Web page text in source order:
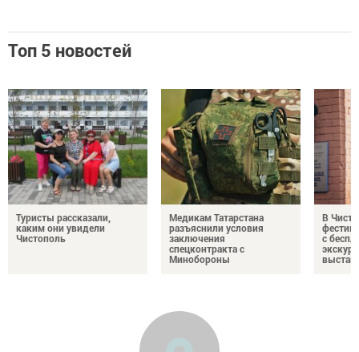
Топ 5 новостей
Туристы рассказали,
каким они увидели
Чистополь
Медикам Татарстана
разъяснили условия
заключения
спецконтракта с
Минобороны
В
с